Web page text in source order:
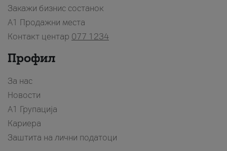
Закажи бизнис состанок
A1 Продажни места
Контакт центар 077 1234
Профил
За нас
Новости
А1 Групација
Кариера
Заштита на лични податоци